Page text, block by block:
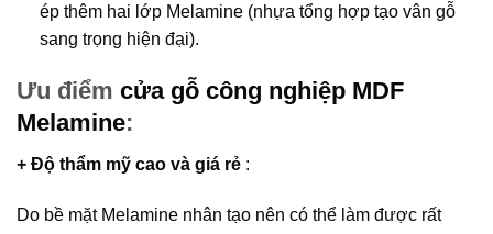
ép thêm hai lớp Melamine (nhựa tổng hợp tạo vân gỗ
sang trọng hiện đại).
Ưu điểm cửa gỗ công nghiệp MDF
Melamine:
+ Độ thẩm mỹ cao và giá rẻ :
Do bề mặt Melamine nhân tạo nên có thể làm được rất